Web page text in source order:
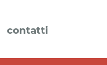
contatti